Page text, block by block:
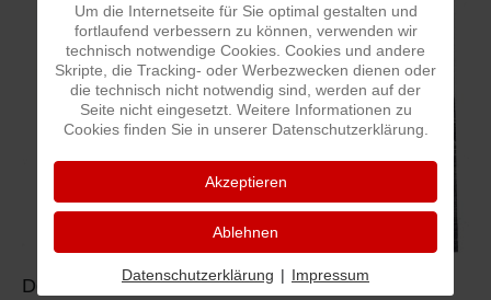
Doch die Zeiten änderten sich schnell und damit
Um die Internetseite für Sie optimal gestalten und
fortlaufend verbessern zu können, verwenden wir
technisch notwendige Cookies. Cookies und andere
Skripte, die Tracking- oder Werbezwecken dienen oder
die technisch nicht notwendig sind, werden auf der
Seite nicht eingesetzt. Weitere Informationen zu
Cookies finden Sie in unserer Datenschutzerklärung.
Akzeptieren
Ablehnen
Datenschutzerklärung | Impressum